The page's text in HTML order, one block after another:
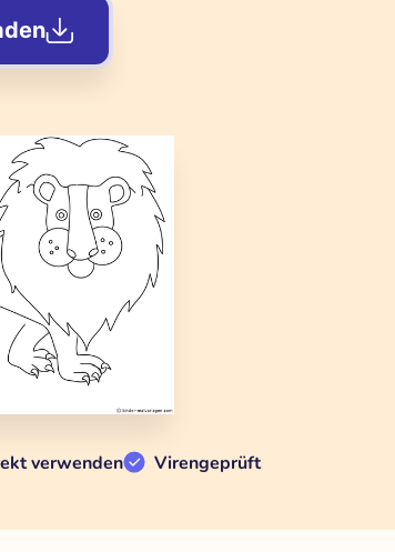
verwenden Virengeprüft